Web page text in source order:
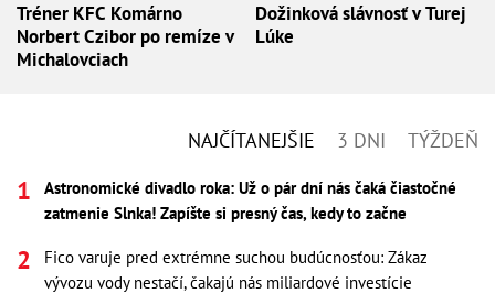
Tréner KFC Komárno
Norbert Czibor po remíze v
Michalovciach
Dožinková slávnosť v Turej
Lúke
NAJČÍTANEJŠIE 3 DNI TÝŽDEŇ
Astronomické divadlo roka: Už o pár dní nás čaká čiastočné
zatmenie Slnka! Zapíšte si presný čas, kedy to začne
Fico varuje pred extrémne suchou budúcnosťou: Zákaz
vývozu vody nestačí, čakajú nás miliardové investície